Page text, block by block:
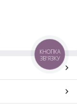
КНОПКА
ЗВ'ЯЗКУ